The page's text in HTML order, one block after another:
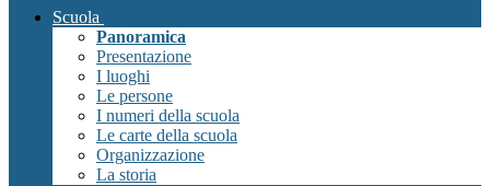
Scuola
Panoramica
Presentazione
I luoghi
Le persone
I numeri della scuola
Le carte della scuola
Organizzazione
La storia